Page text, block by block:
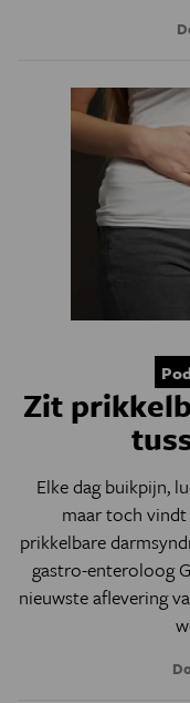
Zit
Elke dag buikpijn,
maar toch
prikkelbare
gastro-enteroloog
nieuwste aflevering